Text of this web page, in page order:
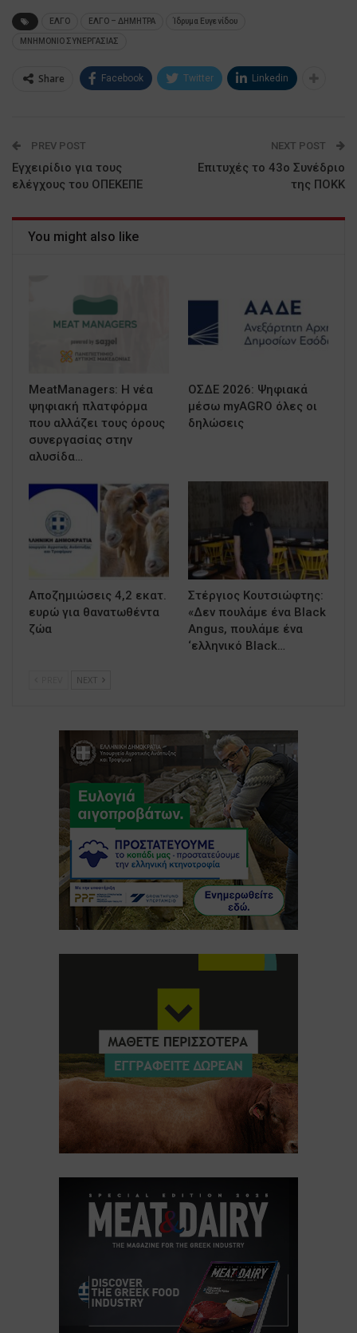
ΕΛΓΟ ΕΛΓΟ – ΔΗΜΗΤΡΑ Ίδρυμα Ευγενίδου
ΜΝΗΜΟΝΙΟ ΣΥΝΕΡΓΑΣΙΑΣ
Share Facebook Twitter Linkedin
PREV POST
Εγχειρίδιο για τους
ελέγχους του ΟΠΕΚΕΠΕ
NEXT POST
Επιτυχές το 43ο Συνέδριο
της ΠΟΚΚ
You might also like
MeatManagers: Η νέα
ψηφιακή πλατφόρμα
που αλλάζει τους όρους
συνεργασίας στην
αλυσίδα…
ΟΣΔΕ 2026: Ψηφιακά
μέσω myAGRO όλες οι
δηλώσεις
Αποζημιώσεις 4,2 εκατ.
ευρώ για θανατωθέντα
ζώα
Στέργιος Κουτσιώφτης:
«Δεν πουλάμε ένα Black
Angus, πουλάμε ένα
‘ελληνικό Black…
NEXT